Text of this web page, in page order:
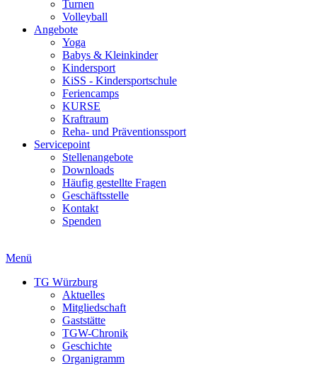
Turnen
Volleyball
Angebote
Yoga
Babys & Kleinkinder
Kindersport
KiSS - Kindersportschule
Feriencamps
KURSE
Kraftraum
Reha- und Präventionssport
Servicepoint
Stellenangebote
Downloads
Häufig gestellte Fragen
Geschäftsstelle
Kontakt
Spenden
Menü
TG Würzburg
Aktuelles
Mitgliedschaft
Gaststätte
TGW-Chronik
Geschichte
Organigramm